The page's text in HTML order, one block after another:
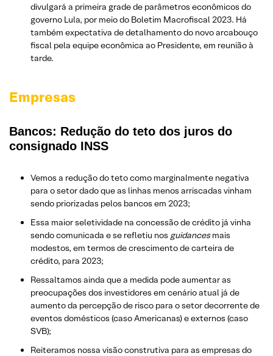
divulgará a primeira grade de parâmetros econômicos do
governo Lula, por meio do Boletim Macrofiscal 2023. Há
também expectativa de detalhamento do novo arcabouço
fiscal pela equipe econômica ao Presidente, em reunião à
tarde.
Empresas
Bancos: Redução do teto dos juros do
consignado INSS
Vemos a redução do teto como marginalmente negativa
para o setor dado que as linhas menos arriscadas vinham
sendo priorizadas pelos bancos em 2023;
Essa maior seletividade na concessão de crédito já vinha
sendo comunicada e se refletiu nos guidancesmais
modestos, em termos de crescimento de carteira de
crédito, para 2023;
Ressaltamos ainda que a medida pode aumentar as
preocupações dos investidores em cenário atual já de
aumento da percepção de risco para o setor decorrente de
eventos domésticos (caso Americanas) e externos (caso
SVB);
Reiteramos nossa visão construtiva para as empresas do